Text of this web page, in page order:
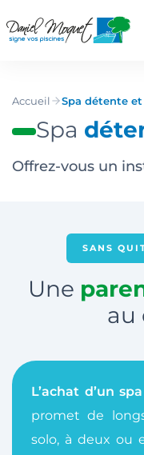
Accueil Spa détente
Spa
Offrez-vous un
SANS
Une
au
L’achat d’un
promet de
solo, à deux ou